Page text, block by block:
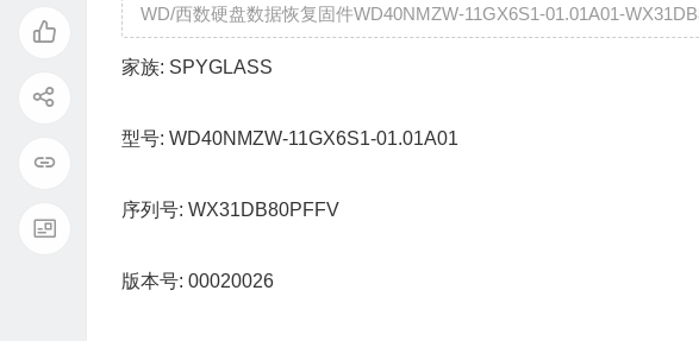
WD/西数硬盘数据恢复固件WD40NMZW-11GX6S1-01.01A01-
家族: SPYGLASS
型号: WD40NMZW-11GX6S1-01.01A01
序列号: WX31DB80PFFV
版本号: 00020026